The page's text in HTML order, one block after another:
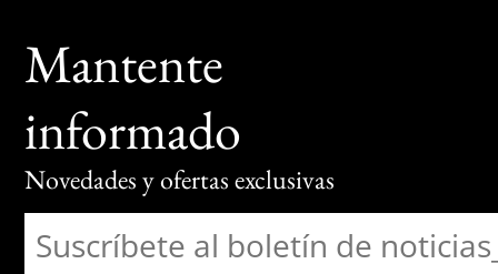
Mantente
informado
Novedades y ofertas exclusivas